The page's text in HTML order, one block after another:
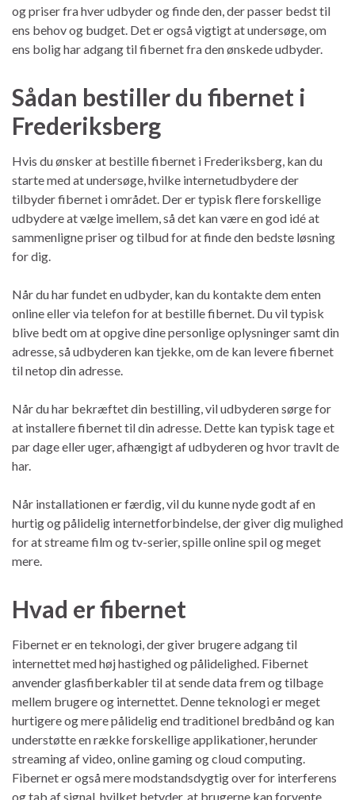
og priser fra hver udbyder og finde den, der passer bedst til
ens behov og budget. Det er også vigtigt at undersøge, om
ens bolig har adgang til fibernet fra den ønskede udbyder.
Sådan bestiller du fibernet i
Frederiksberg
Hvis du ønsker at bestille fibernet i Frederiksberg, kan du
starte med at undersøge, hvilke internetudbydere der
tilbyder fibernet i området. Der er typisk flere forskellige
udbydere at vælge imellem, så det kan være en god idé at
sammenligne priser og tilbud for at finde den bedste løsning
for dig.
Når du har fundet en udbyder, kan du kontakte dem enten
online eller via telefon for at bestille fibernet. Du vil typisk
blive bedt om at opgive dine personlige oplysninger samt din
adresse, så udbyderen kan tjekke, om de kan levere fibernet
til netop din adresse.
Når du har bekræftet din bestilling, vil udbyderen sørge for
at installere fibernet til din adresse. Dette kan typisk tage et
par dage eller uger, afhængigt af udbyderen og hvor travlt de
har.
Når installationen er færdig, vil du kunne nyde godt af en
hurtig og pålidelig internetforbindelse, der giver dig mulighed
for at streame film og tv-serier, spille online spil og meget
mere.
Hvad er fibernet
Fibernet er en teknologi, der giver brugere adgang til
internettet med høj hastighed og pålidelighed. Fibernet
anvender glasfiberkabler til at sende data frem og tilbage
mellem brugere og internettet. Denne teknologi er meget
hurtigere og mere pålidelig end traditionel bredbånd og kan
understøtte en række forskellige applikationer, herunder
streaming af video, online gaming og cloud computing.
Fibernet er også mere modstandsdygtig over for interferens
og tab af signal, hvilket betyder, at brugerne kan forvente